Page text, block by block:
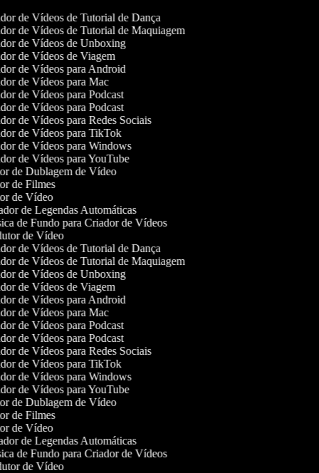
de Vídeos de Tutorial de Dança
de Vídeos de Tutorial de Maquiagem
de Vídeos de Unboxing
de Vídeos de Viagem
de Vídeos para Android
de Vídeos para Mac
de Vídeos para Podcast
de Vídeos para Podcast
de Vídeos para Redes Sociais
de Vídeos para TikTok
de Vídeos para Windows
de Vídeos para YouTube
de Dublagem de Vídeo
de Filmes
de Vídeo
de Legendas Automáticas
de Fundo para Criador de Vídeos
de Vídeo
de Vídeos de Tutorial de Dança
de Vídeos de Tutorial de Maquiagem
de Vídeos de Unboxing
de Vídeos de Viagem
de Vídeos para Android
de Vídeos para Mac
de Vídeos para Podcast
de Vídeos para Podcast
de Vídeos para Redes Sociais
de Vídeos para TikTok
de Vídeos para Windows
de Vídeos para YouTube
de Dublagem de Vídeo
de Filmes
de Vídeo
de Legendas Automáticas
de Fundo para Criador de Vídeos
de Vídeo